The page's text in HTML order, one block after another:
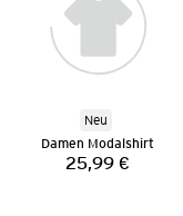
Neu
Damen Modalshirt
Preis:
25,99 €